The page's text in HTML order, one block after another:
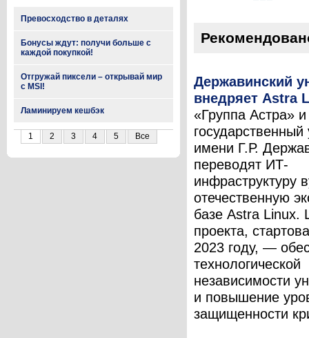
Превосходство в деталях
Бонусы ждут: получи больше с
каждой покупкой!
Отгружай пиксели – открывай мир
с MSI!
Ламинируем кешбэк
1 2 3 4 5 Все
Державинский
внедряет Astra
«Группа Астра»
государственный
имени Г.Р.
переводят ИТ-
инфраструктуру
отечественную
базе Astra Linux.
проекта,
2023 году, —
технологической
независимости
и повышение
защищенности